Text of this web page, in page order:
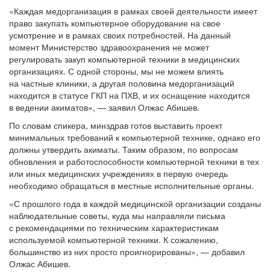
«Каждая медорганизация в рамках своей деятельности имеет
право закупать компьютерное оборудование на свое
усмотрение и в рамках своих потребностей. На данный
момент Министерство здравоохранения не может
регулировать закуп компьютерной техники в медицинских
организациях. С одной стороны, мы не можем влиять
на частные клиники, а другая половина медорганизаций
находится в статусе ГКП на ПХВ, и их оснащение находится
в ведении акиматов», — заявил Олжас Абишев.
По словам спикера, минздрав готов выставить проект
минимальных требований к компьютерной технике, однако его
должны утвердить акиматы. Таким образом, по вопросам
обновления и работоспособности компьютерной техники в тех
или иных медицинских учреждениях в первую очередь
необходимо обращаться в местные исполнительные органы.
«С прошлого года в каждой медицинской организации созданы
наблюдательные советы, куда мы направляли письма
с рекомендациями по техническим характеристикам
используемой компьютерной техники. К сожалению,
большинство из них просто проигнорированы», — добавил
Олжас Абишев.